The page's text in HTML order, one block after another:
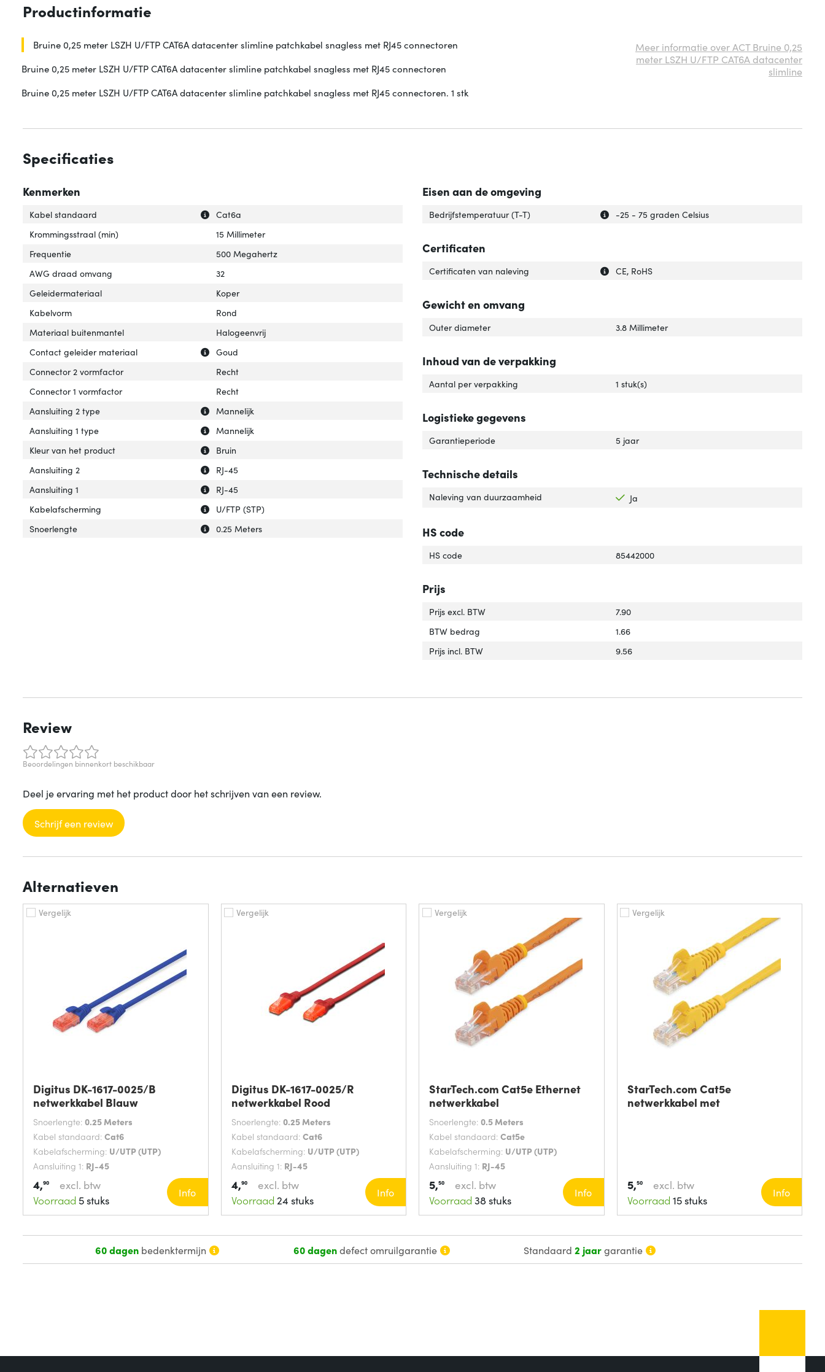
Productinformatie
Bruine 0,25 meter LSZH U/FTP CAT6A datacenter slimline patchkabel snagless met RJ45 connectoren
Bruine 0,25 meter LSZH U/FTP CAT6A datacenter slimline patchkabel snagless met RJ45 connectoren
Bruine 0,25 meter LSZH U/FTP CAT6A datacenter slimline patchkabel snagless met RJ45 connectoren. 1 stk
Meer informatie over ACT Bruine 0,25
meter LSZH U/FTP CAT6A datacenter
slimline
Specificaties
Kenmerken
Uitleg over 'Kabel standaard'
Verberg uitleg over 'Kabel standaard'
Kabel standaard
Cat6a
Krommingsstraal (min)
15 Millimeter
Frequentie
500 Megahertz
AWG draad omvang
32
Geleidermateriaal
Koper
Kabelvorm
Rond
Materiaal buitenmantel
Halogeenvrij
Uitleg over 'Contact geleider materiaal'
Verberg uitleg over 'Contact geleider materiaal'
Contact geleider materiaal
Goud
Connector 2 vormfactor
Recht
Connector 1 vormfactor
Recht
Uitleg over 'Aansluiting 2 type'
Verberg uitleg over 'Aansluiting 2 type'
Aansluiting 2 type
Mannelijk
Uitleg over 'Aansluiting 1 type'
Verberg uitleg over 'Aansluiting 1 type'
Aansluiting 1 type
Mannelijk
Uitleg over 'Kleur van het product'
Verberg uitleg over 'Kleur van het product'
Kleur van het product
Bruin
Uitleg over 'Aansluiting 2'
Verberg uitleg over 'Aansluiting 2'
Aansluiting 2
RJ-45
Uitleg over 'Aansluiting 1'
Verberg uitleg over 'Aansluiting 1'
Aansluiting 1
RJ-45
Uitleg over 'Kabelafscherming'
Verberg uitleg over 'Kabelafscherming'
Kabelafscherming
U/FTP (STP)
Uitleg over 'Snoerlengte'
Verberg uitleg over 'Snoerlengte'
Snoerlengte 0.25 Meters
Eisen aan de omgeving
Uitleg over 'Bedrijfstemperatuur (T-T)'
Verberg uitleg over 'Bedrijfstemperatuur (T-T)'
Bedrijfstemperatuur (T-T) -25 - 75 graden Celsius
Certificaten
Uitleg over 'Certificaten van naleving'
Verberg uitleg over 'Certificaten van naleving'
Certificaten van naleving CE, RoHS
Gewicht en omvang
Outer diameter 3.8 Millimeter
Inhoud van de verpakking
Aantal per verpakking 1 stuk(s)
Logistieke gegevens
Garantieperiode 5 jaar
Technische details
Naleving van duurzaamheid Ja
HS code
HS code 85442000
Prijs
Prijs excl. BTW
7.90
BTW bedrag
1.66
Prijs incl. BTW
9.56
Review
Beoordelingen binnenkort beschikbaar
Deel je ervaring met het product door het schrijven van een review.
Schrijf een review
Alternatieven
Vergelijk
Digitus DK-1617-0025/B
netwerkkabel Blauw
Snoerlengte: 0.25 Meters
Kabel standaard: Cat6
Kabelafscherming: U/UTP (UTP)
Aansluiting 1: RJ-45
4,90
excl. btw
Voorraad 5 stuks
Info
Vergelijk
Digitus DK-1617-0025/R
netwerkkabel Rood
Snoerlengte: 0.25 Meters
Kabel standaard: Cat6
Kabelafscherming: U/UTP (UTP)
Aansluiting 1: RJ-45
4,90
excl. btw
Voorraad 24 stuks
Info
Vergelijk
StarTech.com Cat5e Ethernet
netwerkkabel
Snoerlengte: 0.5 Meters
Kabel standaard: Cat5e
Kabelafscherming: U/UTP (UTP)
Aansluiting 1: RJ-45
5,50
excl. btw
Voorraad 38 stuks
Info
Vergelijk
StarTech.com Cat5e
netwerkkabel met
5,50
excl. btw
Voorraad 15 stuks
Info
60 dagenbedenktermijn 60 dagendefect omruilgarantie Standaard2 jaargarantie